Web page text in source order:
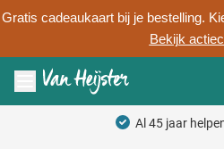
Gratis cadeaukaart bij je bestelling.
Bekijk
Ga naar de inhoud
Menu openen
Al 45 jaar